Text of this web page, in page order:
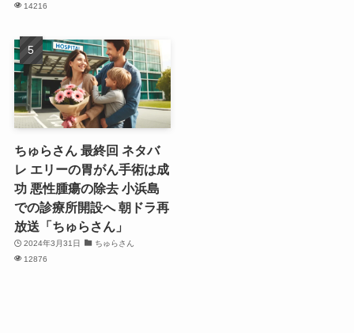
14216
ちゅらさん 最終回 ネタバ
レ エリーの胃がん手術は成
功 悪性腫瘍の除去 小浜島
での診療所開設へ 朝ドラ再
放送「ちゅらさん」
2024年3月31日
ちゅらさん
12876